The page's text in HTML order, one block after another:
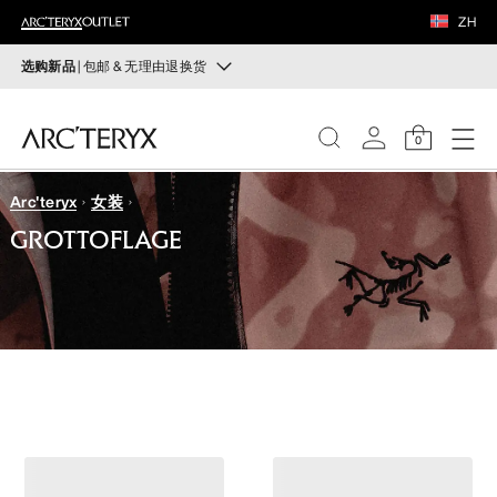
ZH
选购新品| 包邮 & 无理由退换货
运动员的需求，设计师的动力——在优化现有畅销产品的
同时，启发全新的解决方案。新款装备定期上架。
选购女士 选购男士
无理由退换货
改变主意了？ 30天内购买的符合条件的商品可退换货。
开始免费退货
0
女士
男士
鞋履
装备
VEILANCE
发现
Arc'teryx 女装
GROTTOFLAGE